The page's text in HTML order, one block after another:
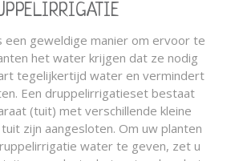
een geweldige manier om ervoor te
het water krijgen dat ze nodig
tegelijkertijd water en vermindert
Een druppelirrigatieset bestaat
(tuit) met verschillende kleine
zijn aangesloten. Om uw planten
water te geven, zet u